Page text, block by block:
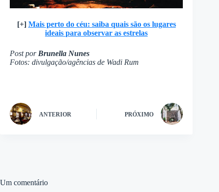
[+] Mais perto do céu: saiba quais são os lugares
ideais para observar as estrelas
Post por Brunella Nunes
Fotos: divulgação/agências de Wadi Rum
ANTERIOR PRÓXIMO
Um comentário